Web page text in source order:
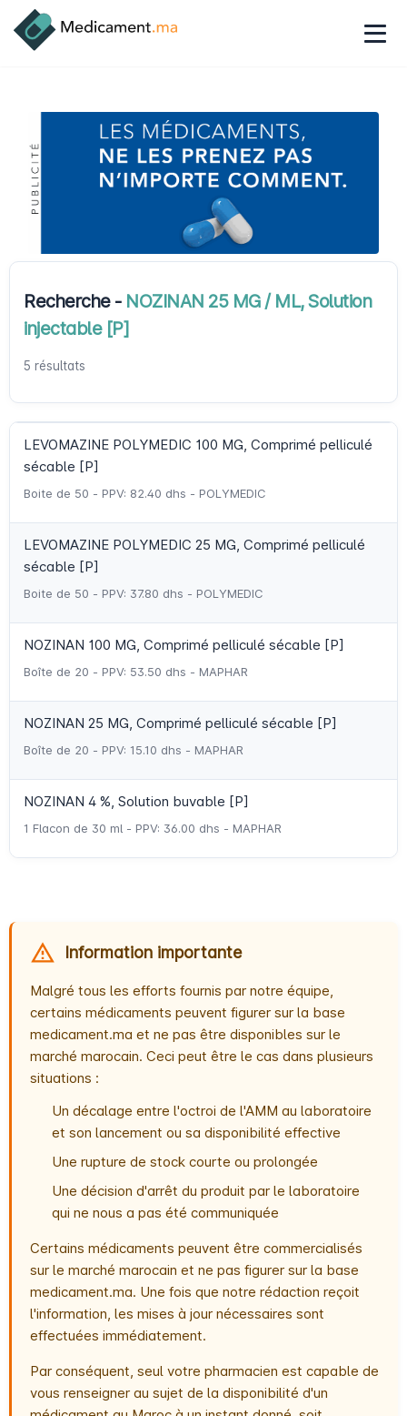
Recherche - NOZINAN 25 MG / ML, Solution
injectable [P]
5 résultats
LEVOMAZINE POLYMEDIC 100 MG, Comprimé pelliculé
sécable [P]
Boite de 50 - PPV: 82.40 dhs - POLYMEDIC
LEVOMAZINE POLYMEDIC 25 MG, Comprimé pelliculé
sécable [P]
Boite de 50 - PPV: 37.80 dhs - POLYMEDIC
NOZINAN 100 MG, Comprimé pelliculé sécable [P]
Boîte de 20 - PPV: 53.50 dhs - MAPHAR
NOZINAN 25 MG, Comprimé pelliculé sécable [P]
Boîte de 20 - PPV: 15.10 dhs - MAPHAR
NOZINAN 4 %, Solution buvable [P]
1 Flacon de 30 ml - PPV: 36.00 dhs - MAPHAR
Information importante
Malgré tous les efforts fournis par notre équipe,
certains médicaments peuvent figurer sur la base
medicament.ma et ne pas être disponibles sur le
marché marocain. Ceci peut être le cas dans plusieurs
situations :
Un décalage entre l'octroi de l'AMM au laboratoire
et son lancement ou sa disponibilité effective
Une rupture de stock courte ou prolongée
Une décision d'arrêt du produit par le laboratoire
qui ne nous a pas été communiquée
Certains médicaments peuvent être commercialisés
sur le marché marocain et ne pas figurer sur la base
medicament.ma. Une fois que notre rédaction reçoit
l'information, les mises à jour nécessaires sont
effectuées immédiatement.
Par conséquent, seul votre pharmacien est capable de
vous renseigner au sujet de la disponibilité d'un